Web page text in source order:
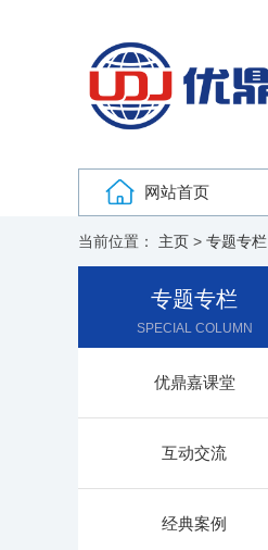
网站首页
当前位置： 主页 > 专题专栏
专题专栏
SPECIAL COLUMN
优鼎嘉课堂
互动交流
经典案例